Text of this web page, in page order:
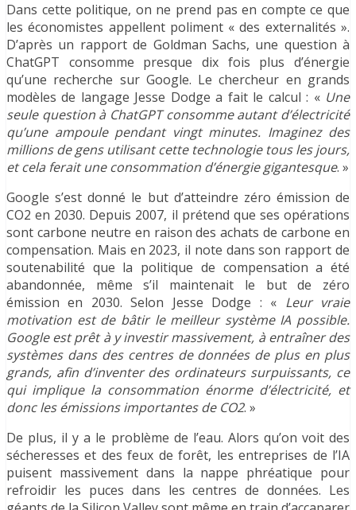
Dans cette politique, on ne prend pas en compte ce que
les économistes appellent poliment « des externalités ».
D’après un rapport de Goldman Sachs, une question à
ChatGPT consomme presque dix fois plus d’énergie
qu’une recherche sur Google. Le chercheur en grands
modèles de langage Jesse Dodge a fait le calcul : « Une
seule question à ChatGPT consomme autant d’électricité
qu’une ampoule pendant vingt minutes. Imaginez des
millions de gens utilisant cette technologie tous les jours,
et cela ferait une consommation d’énergie gigantesque. »
Google s’est donné le but d’atteindre zéro émission de
CO2 en 2030. Depuis 2007, il prétend que ses opérations
sont carbone neutre en raison des achats de carbone en
compensation. Mais en 2023, il note dans son rapport de
soutenabilité que la politique de compensation a été
abandonnée, même s’il maintenait le but de zéro
émission en 2030. Selon Jesse Dodge : « Leur vraie
motivation est de bâtir le meilleur système IA possible.
Google est prêt à y investir massivement, à entraîner des
systèmes dans des centres de données de plus en plus
grands, afin d’inventer des ordinateurs surpuissants, ce
qui implique la consommation énorme d’électricité, et
donc les émissions importantes de CO2. »
De plus, il y a le problème de l’eau. Alors qu’on voit des
sécheresses et des feux de forêt, les entreprises de l’IA
puisent massivement dans la nappe phréatique pour
refroidir les puces dans les centres de données. Les